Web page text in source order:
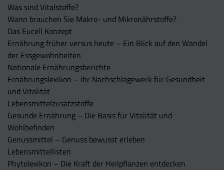
Was sind Vitalstoffe?
Wann brauchen Sie Makro- und Mikronährstoffe?
Das Eucell Konzept
Ernährung früher versus heute – Ein Blick auf den Wandel
der Essgewohnheiten
Nationale Ernährungsberichte
Ernährungslexikon – Ihr Nachschlagewerk für Gesundheit
und Vitalität
Lebensmittelzusatzstoffe
Gesunde Ernährung – Die Basis für Vitalität und
Wohlbefinden
Genussmittel – Genuss bewusst erleben
Lebensmittellisten
Phytolexikon – Die Kraft der Heilpflanzen entdecken